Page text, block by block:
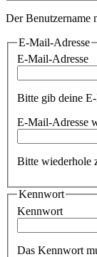
Der Benutzername
E-Mail-Adresse
E-Mail-Adresse
Bitte gib deine
E-Mail-Adresse
Bitte wiederhole
Kennwort
Kennwort
Das Kennwort